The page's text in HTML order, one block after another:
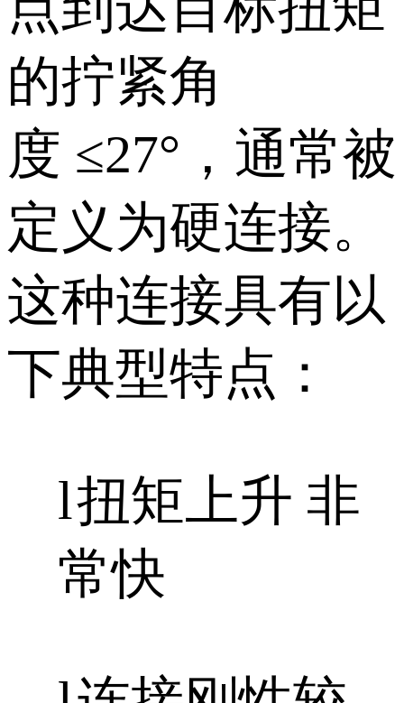
的拧紧角
度 ≤27°，通常被
定义为硬连接。
这种连接具有以
下典型特点：
l扭矩上升 非
常快